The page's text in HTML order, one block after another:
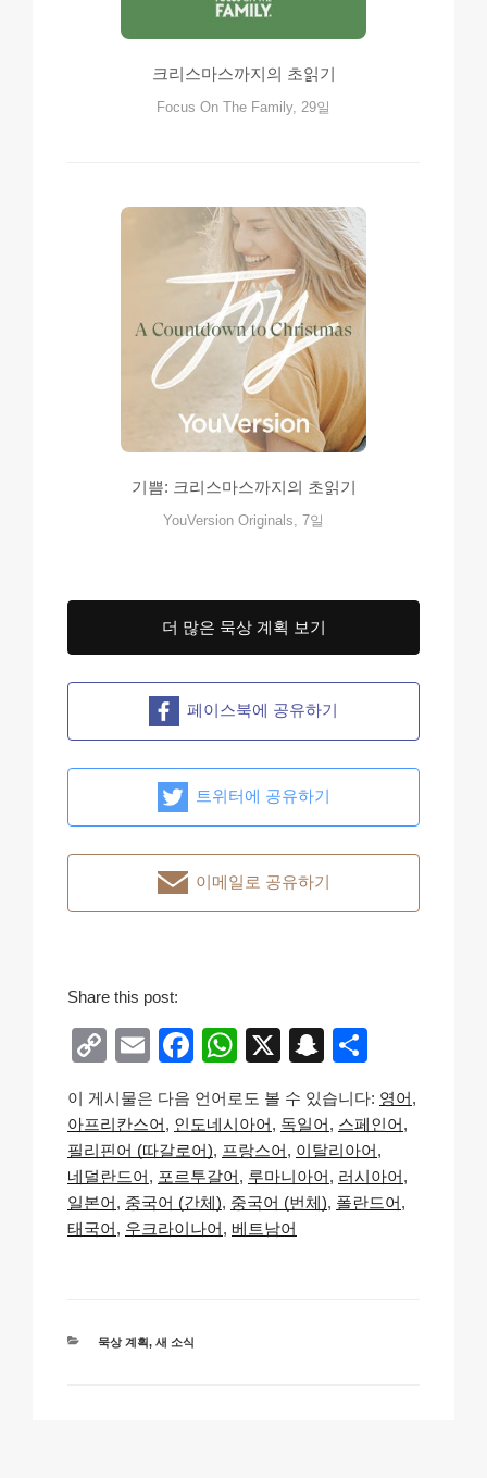
크리스마스까지의 초읽기
Focus On The Family, 29일
기쁨: 크리스마스까지의 초읽기
YouVersion Originals, 7일
더 많은 묵상 계획 보기
페이스북에 공유하기
트위터에 공유하기
이메일로 공유하기
Share this post:
C
p
y
Li
n
E
ail
F
c
e
b
o
W
at
s
A
p
X
S
a
p
c
h
ar
e
이 게시물은 다음 언어로도 볼 수 있습니다: 영어
아프리칸스어
인도네시아어 독일어
스페인어
필리핀어 (따갈로어)
프랑스어
이탈리아어
네덜란드어
포르투갈어 루마니아어
러시아어
일본어
중국어 (간체) 중국어 (번체) 폴란드어
태국어
우크라이나어 베트남어
카
묵상 계획, 새 소식